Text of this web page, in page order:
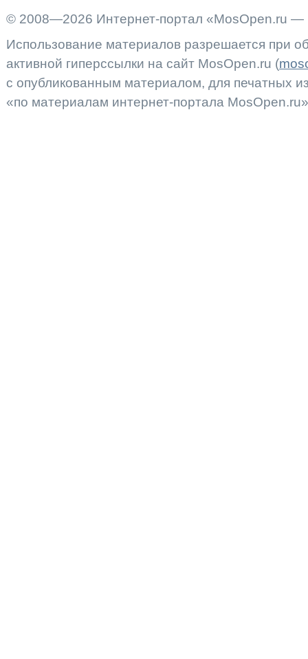
© 2008—2026 Интернет-портал «MosOpen.ru —
Использование материалов разрешается при
активной гиперссылки на сайт MosOpen.ru (
с опубликованным материалом, для печатных
«по материалам интернет-портала